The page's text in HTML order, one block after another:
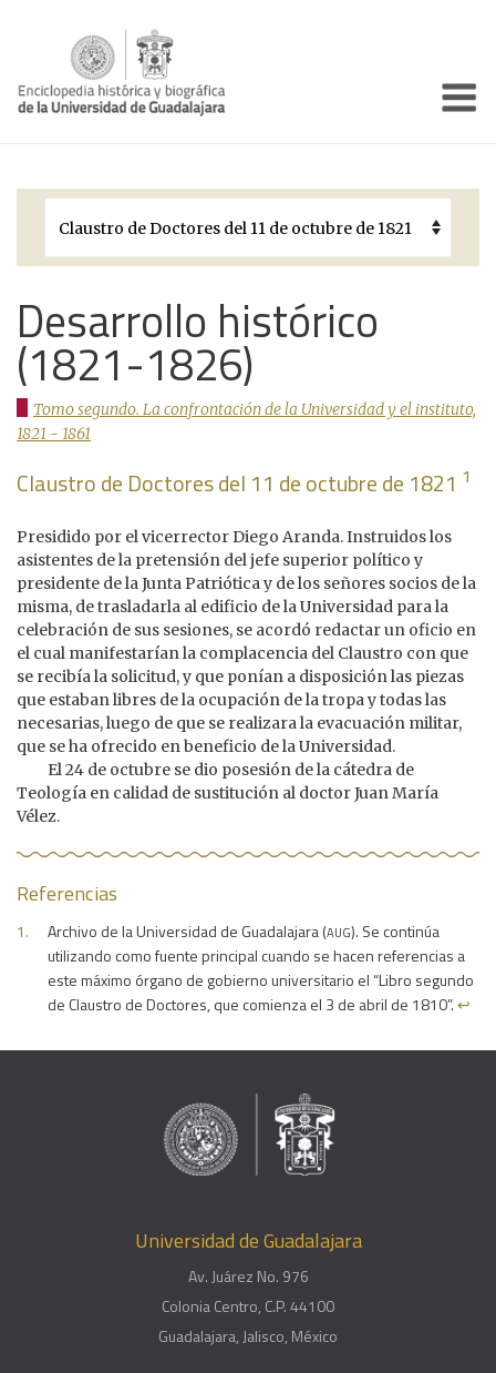
Períodos Históricos
Galería
Documentos institucionales
Desarrollo histórico
(1821-1826)
Tomo segundo. La confrontación de la Universidad y el instituto,
1821 - 1861
Claustro de Doctores del 11 de octubre de 1821 1
Presidido por el vicerrector Diego Aranda. Instruidos los
asistentes de la pretensión del jefe superior político y
presidente de la Junta Patriótica y de los señores socios de la
misma, de trasladarla al edificio de la Universidad para la
celebración de sus sesiones, se acordó redactar un oficio en
el cual manifestarían la complacencia del Claustro con que
se recibía la solicitud, y que ponían a disposición las piezas
que estaban libres de la ocupación de la tropa y todas las
necesarias, luego de que se realizara la evacuación militar,
que se ha ofrecido en beneficio de la Universidad.
El 24 de octubre se dio posesión de la cátedra de
Teología en calidad de sustitución al doctor Juan María
Vélez.
Referencias
Archivo de la Universidad de Guadalajara (aug). Se continúa
utilizando como fuente principal cuando se hacen referencias a
este máximo órgano de gobierno universitario el “Libro segundo
de Claustro de Doctores, que comienza el 3 de abril de 1810”.↩︎
Universidad de Guadalajara
Av. Juárez No. 976
Colonia Centro, C.P. 44100
Guadalajara, Jalisco, México